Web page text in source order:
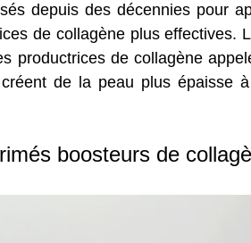
depuis des décennies pour
de collagène plus effectives.
de collagène
de la peau plus épaisse
boosteurs de